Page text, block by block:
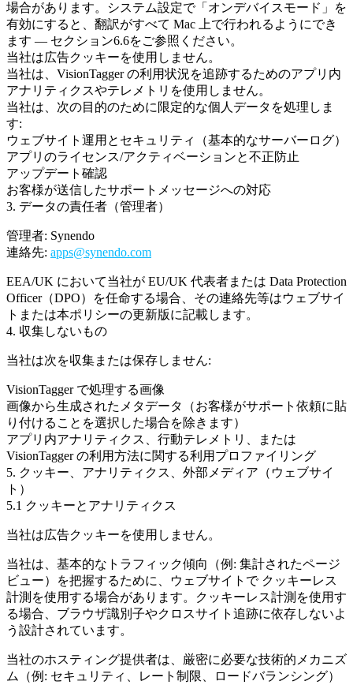
場合があります。システム設定で「オンデバイスモード」を
有効にすると、翻訳がすべて Mac 上で行われるようにでき
ます — セクション6.6をご参照ください。
当社は広告クッキーを使用しません。
当社は、VisionTagger の利用状況を追跡するためのアプリ内
アナリティクスやテレメトリを使用しません。
当社は、次の目的のために限定的な個人データを処理しま
す:
ウェブサイト運用とセキュリティ（基本的なサーバーログ）
アプリのライセンス/アクティベーションと不正防止
アップデート確認
お客様が送信したサポートメッセージへの対応
3. データの責任者（管理者）
管理者: Synendo
連絡先: apps@synendo.com
EEA/UK において当社が EU/UK 代表者または Data Protection
Officer（DPO）を任命する場合、その連絡先等はウェブサイ
トまたは本ポリシーの更新版に記載します。
4. 収集しないもの
当社は次を収集または保存しません:
VisionTagger で処理する画像
画像から生成されたメタデータ（お客様がサポート依頼に貼
り付けることを選択した場合を除きます）
アプリ内アナリティクス、行動テレメトリ、または
VisionTagger の利用方法に関する利用プロファイリング
5. クッキー、アナリティクス、外部メディア（ウェブサイ
ト）
5.1 クッキーとアナリティクス
当社は広告クッキーを使用しません。
当社は、基本的なトラフィック傾向（例: 集計されたページ
ビュー）を把握するために、ウェブサイトで クッキーレス
計測を使用する場合があります。クッキーレス計測を使用す
る場合、ブラウザ識別子やクロスサイト追跡に依存しないよ
う設計されています。
当社のホスティング提供者は、厳密に必要な技術的メカニズ
ム（例: セキュリティ、レート制限、ロードバランシング）